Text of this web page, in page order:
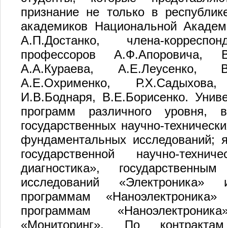
признание не только в
академиков Национальной
А.П.Достанко, члена-
профессоров
А.А.Кураева, А.Е.Леусенко,
А.Е.Охрименко,
И.В.Боднаря, В.Е.Борисенко.
программ различного
государственных научно-
фундаментальных исследований;
государственной научно-
диагностика»,
исследований
программам
программам
«Мониторинг». По